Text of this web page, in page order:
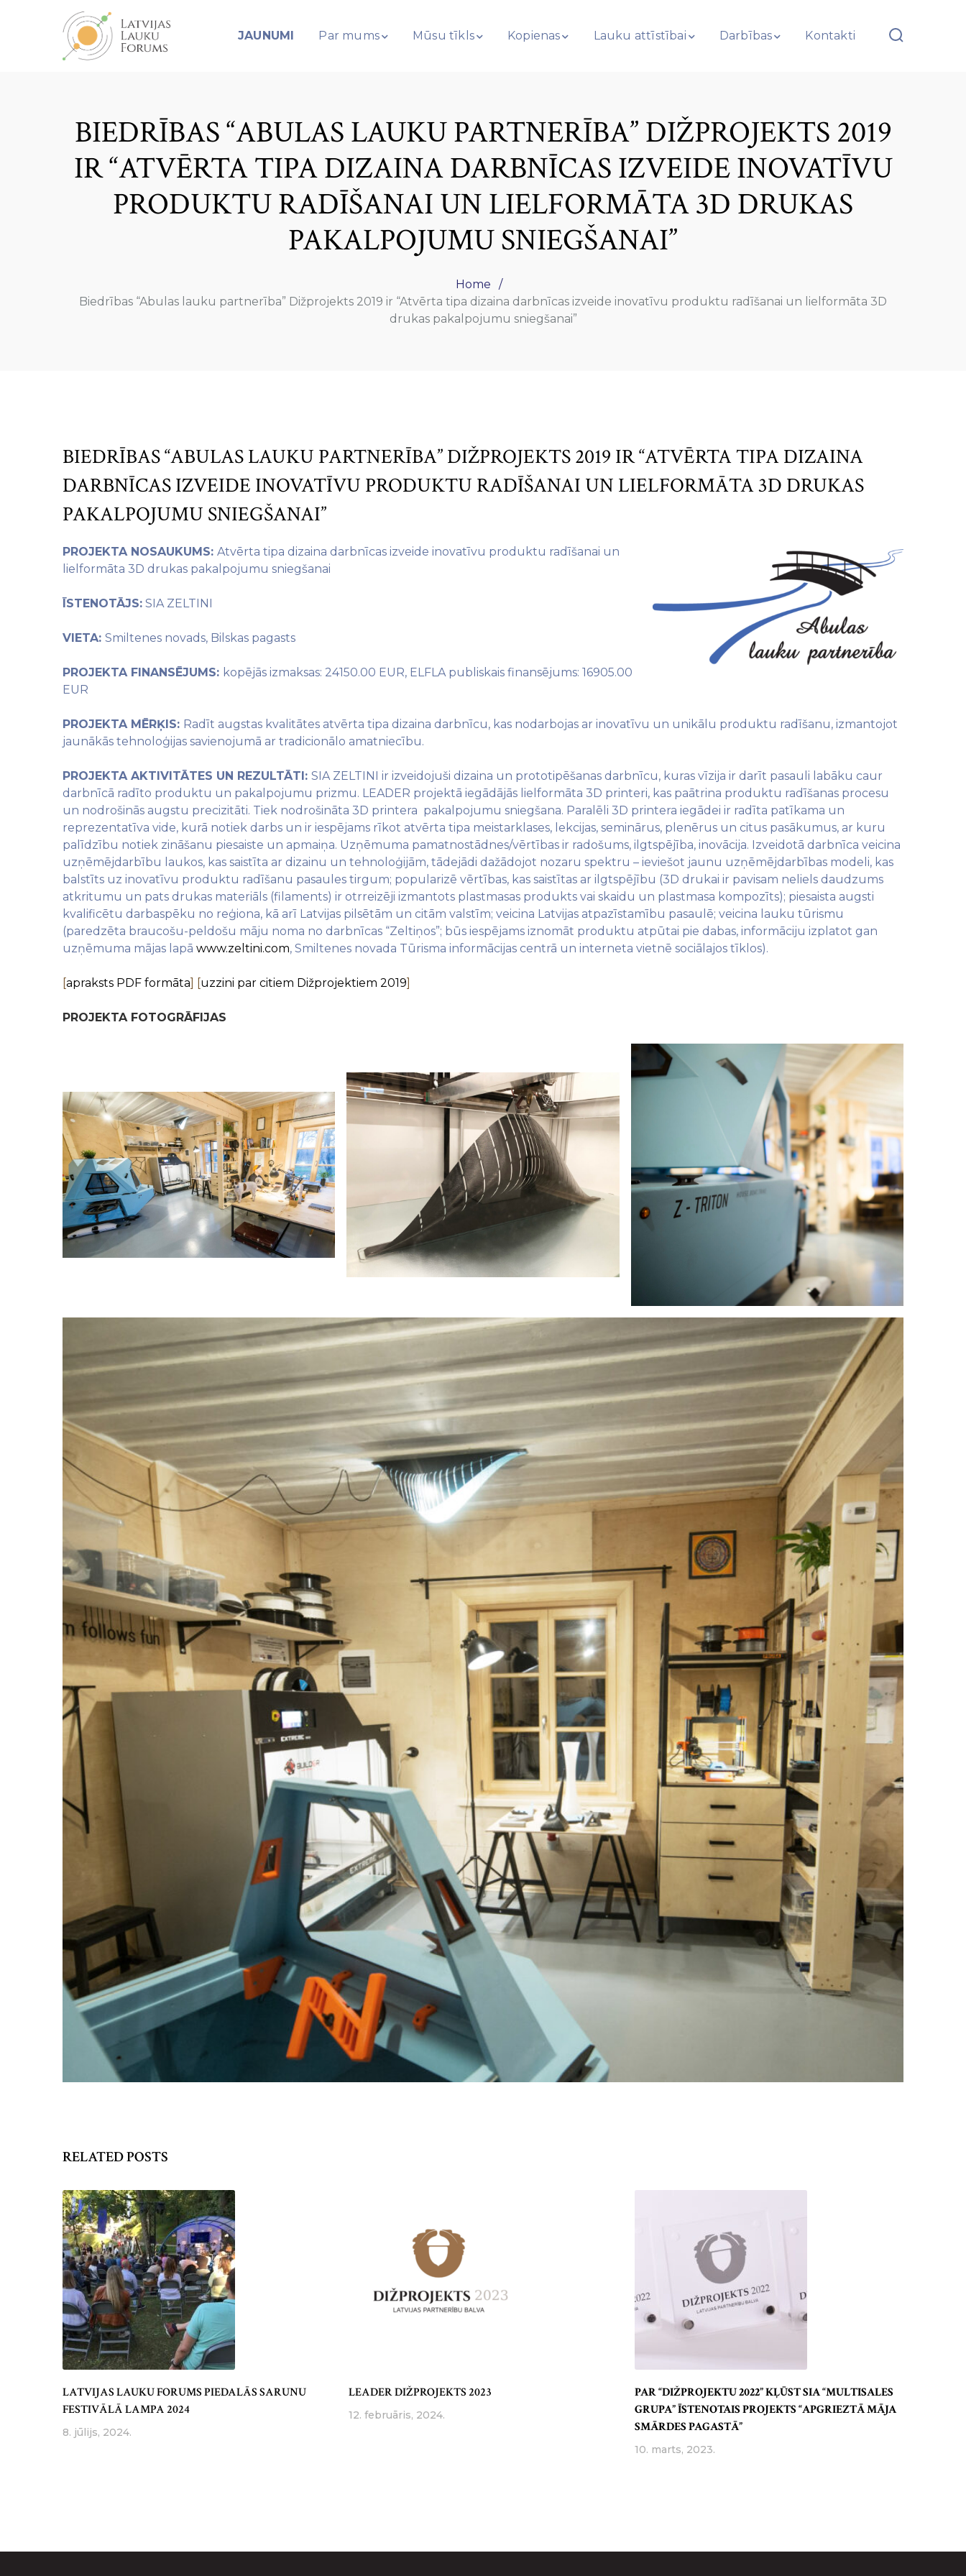
JAUNUMI Par mums Mūsu tīkls Kopienas Lauku attīstībai Darbības Kontakti
BIEDRĪBAS “ABULAS LAUKU PARTNERĪBA” DIŽPROJEKTS 2019
IR “ATVĒRTA TIPA DIZAINA DARBNĪCAS IZVEIDE INOVATĪVU
PRODUKTU RADĪŠANAI UN LIELFORMĀTA 3D DRUKAS
PAKALPOJUMU SNIEGŠANAI”
Home
Biedrības “Abulas lauku partnerība” Dižprojekts 2019 ir “Atvērta tipa dizaina darbnīcas izveide inovatīvu produktu radīšanai un lielformāta 3D
drukas pakalpojumu sniegšanai”
BIEDRĪBAS “ABULAS LAUKU PARTNERĪBA” DIŽPROJEKTS 2019 IR “ATVĒRTA TIPA DIZAINA
DARBNĪCAS IZVEIDE INOVATĪVU PRODUKTU RADĪŠANAI UN LIELFORMĀTA 3D DRUKAS
PAKALPOJUMU SNIEGŠANAI”
PROJEKTA NOSAUKUMS: Atvērta tipa dizaina darbnīcas izveide inovatīvu produktu radīšanai un
lielformāta 3D drukas pakalpojumu sniegšanai
ĪSTENOTĀJS: SIA ZELTINI
VIETA: Smiltenes novads, Bilskas pagasts
PROJEKTA FINANSĒJUMS: kopējās izmaksas: 24150.00 EUR, ELFLA publiskais finansējums: 16905.00
EUR
PROJEKTA MĒRĶIS: Radīt augstas kvalitātes atvērta tipa dizaina darbnīcu, kas nodarbojas ar inovatīvu un unikālu produktu radīšanu, izmantojot
jaunākās tehnoloģijas savienojumā ar tradicionālo amatniecību.
PROJEKTA AKTIVITĀTES UN REZULTĀTI: SIA ZELTINI ir izveidojuši dizaina un prototipēšanas darbnīcu, kuras vīzija ir darīt pasauli labāku caur
darbnīcā radīto produktu un pakalpojumu prizmu. LEADER projektā iegādājās lielformāta 3D printeri, kas paātrina produktu radīšanas procesu
un nodrošinās augstu precizitāti. Tiek nodrošināta 3D printera pakalpojumu sniegšana. Paralēli 3D printera iegādei ir radīta patīkama un
reprezentatīva vide, kurā notiek darbs un ir iespējams rīkot atvērta tipa meistarklases, lekcijas, seminārus, plenērus un citus pasākumus, ar kuru
palīdzību notiek zināšanu piesaiste un apmaiņa. Uzņēmuma pamatnostādnes/vērtības ir radošums, ilgtspējība, inovācija. Izveidotā darbnīca veicina
uzņēmējdarbību laukos, kas saistīta ar dizainu un tehnoloģijām, tādejādi dažādojot nozaru spektru – ieviešot jaunu uzņēmējdarbības modeli, kas
balstīts uz inovatīvu produktu radīšanu pasaules tirgum; popularizē vērtības, kas saistītas ar ilgtspējību (3D drukai ir pavisam neliels daudzums
atkritumu un pats drukas materiāls (filaments) ir otrreizēji izmantots plastmasas produkts vai skaidu un plastmasa kompozīts); piesaista augsti
kvalificētu darbaspēku no reģiona, kā arī Latvijas pilsētām un citām valstīm; veicina Latvijas atpazīstamību pasaulē; veicina lauku tūrismu
(paredzēta braucošu-peldošu māju noma no darbnīcas “Zeltiņos”; būs iespējams iznomāt produktu atpūtai pie dabas, informāciju izplatot gan
uzņēmuma mājas lapā www.zeltini.com, Smiltenes novada Tūrisma informācijas centrā un interneta vietnē sociālajos tīklos).
[apraksts PDF formāta] [uzzini par citiem Dižprojektiem 2019]
PROJEKTA FOTOGRĀFIJAS
RELATED POSTS
LATVIJAS LAUKU FORUMS PIEDALĀS SARUNU
FESTIVĀLĀ LAMPA 2024
8. jūlijs, 2024.
LEADER DIŽPROJEKTS 2023
12. februāris, 2024.
PAR “DIŽPROJEKTU 2022” KĻŪST SIA “MULTISALES
GRUPA” ĪSTENOTAIS PROJEKTS “APGRIEZTĀ MĀJA
SMĀRDES PAGASTĀ”
10. marts, 2023.